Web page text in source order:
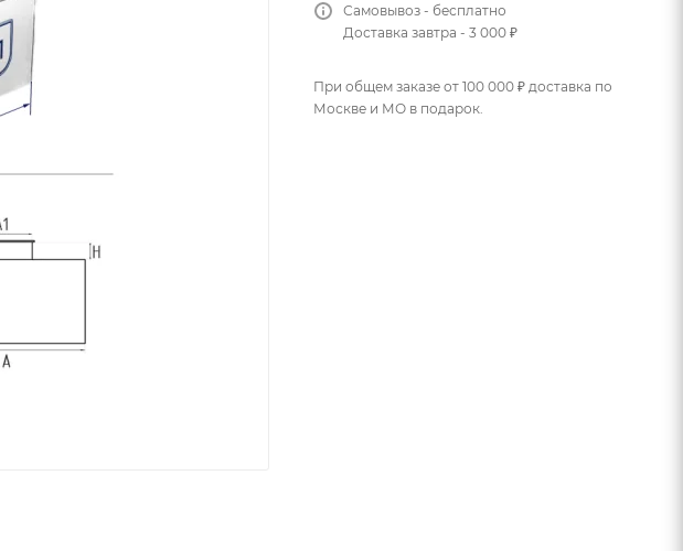
Самовывоз - бесплатно
Доставка завтра - 3 000 ₽
При общем заказе от 100 000 ₽ доставка по
Москве и МО в подарок.